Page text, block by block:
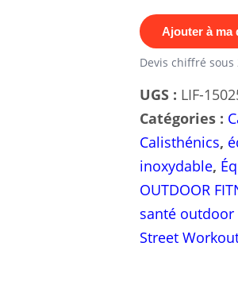
Exterieure
C24
Ajouter à ma
Devis chiffré sous
UGS : LIF-
Catégories :
Calisthénics,
inoxydable,
OUTDOOR
santé outdoor
Street